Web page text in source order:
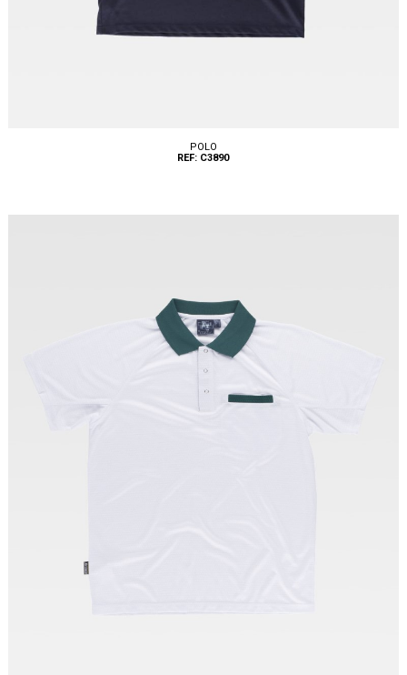
Tallas: S, M, L, XL, XXL, 3XL, 4XL, 5XL, 6XL
POLO
REF: C3890